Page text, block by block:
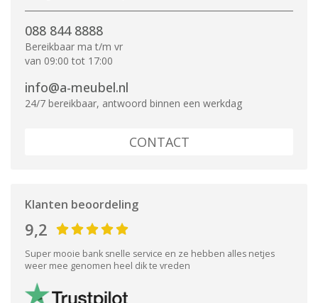
088 844 8888
Bereikbaar ma t/m vr
van 09:00 tot 17:00
info@a-meubel.nl
24/7 bereikbaar, antwoord binnen een werkdag
CONTACT
Klanten beoordeling
9,2
Super mooie bank snelle service en ze hebben alles netjes
weer mee genomen heel dik te vreden